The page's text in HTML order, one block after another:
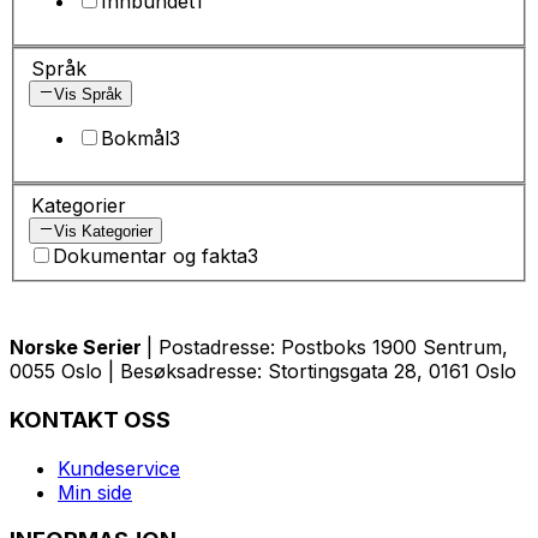
Språk
Vis Språk
Bokmål3
Kategorier
Vis Kategorier
Dokumentar og fakta3
Norske Serier
| Postadresse: Postboks 1900 Sentrum,
0055 Oslo | Besøksadresse: Stortingsgata 28, 0161 Oslo
KONTAKT OSS
Kundeservice
Min side